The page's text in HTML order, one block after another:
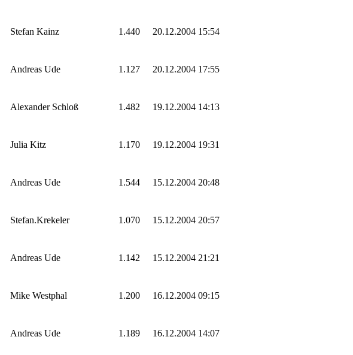
Stefan Kainz 1.440 20.12.2004 15:54
Andreas Ude 1.127 20.12.2004 17:55
Alexander Schloß 1.482 19.12.2004 14:13
Julia Kitz 1.170 19.12.2004 19:31
Andreas Ude 1.544 15.12.2004 20:48
Stefan.Krekeler 1.070 15.12.2004 20:57
Andreas Ude 1.142 15.12.2004 21:21
Mike Westphal 1.200 16.12.2004 09:15
Andreas Ude 1.189 16.12.2004 14:07